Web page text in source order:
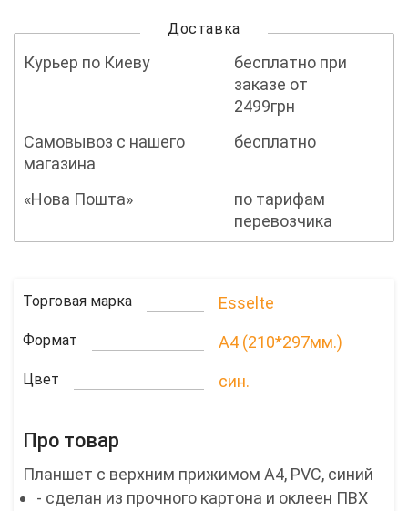
Доставка
Курьер по Киеву
бесплатно при
заказе от
2499грн
Самовывоз с нашего
магазина
бесплатно
«Нова Пошта»
по тарифам
перевозчика
Торговая марка Esselte
Формат A4 (210*297мм.)
Цвет син.
Про товар
Планшет с верхним прижимом А4, PVC, синий
- сделан из прочного картона и оклеен ПВХ